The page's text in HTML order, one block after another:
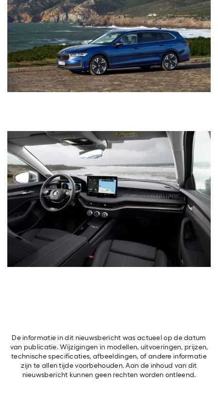
De informatie in dit nieuwsbericht was actueel op de datum
van publicatie. Wijzigingen in modellen, uitvoeringen, prijzen,
technische specificaties, afbeeldingen, of andere informatie
zijn te allen tijde voorbehouden. Aan de inhoud van dit
nieuwsbericht kunnen geen rechten worden ontleend.